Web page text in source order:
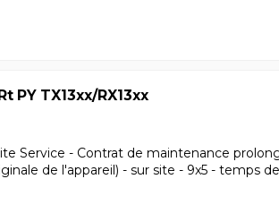
PY TX13xx/RX13xx
Service - Contrat de maintenance
de l'appareil) - sur site - 9x5 - temps